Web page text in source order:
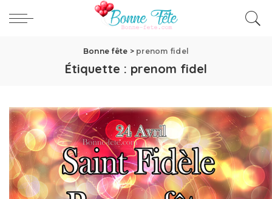
Bonne fête > prenom fidel
Étiquette : prenom fidel